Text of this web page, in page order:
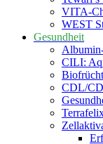
VITA-
WEST
Gesundheit
CILI:
CDL/